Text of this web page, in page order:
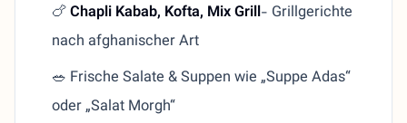
🍗Chapli Kabab, Kofta, Mix Grill- Grillgerichte
nach afghanischer Art
🥗 Frische Salate & Suppen wie „Suppe Adas“
oder „Salat Morgh“